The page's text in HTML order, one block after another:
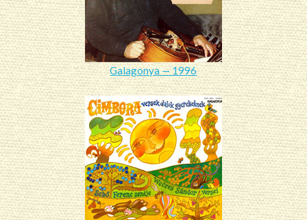
Galagonya — 1996